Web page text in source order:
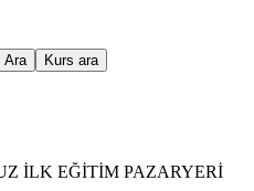
Ara
Kurs ara
İLK EĞİTİM PAZARYERİ